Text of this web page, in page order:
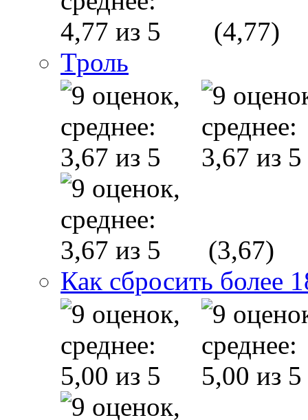
(4,77)
Троль
(3,67)
Как сбросить более